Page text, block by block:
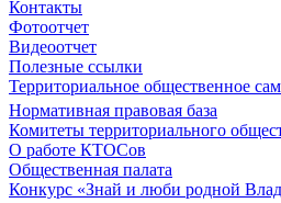
Контакты
Фотоотчет
Видеоотчет
Полезные ссылки
Территориальное общественное
Нормативная правовая база
Комитеты территориального
О работе КТОСов
Общественная палата
Конкурс «Знай и люби родной